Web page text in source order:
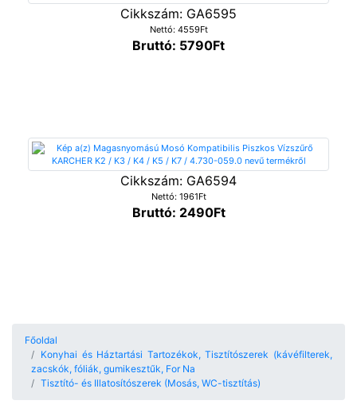
Cikkszám: GA6595
Nettó: 4559Ft
Bruttó: 5790Ft
Cikkszám: GA6594
Nettó: 1961Ft
Bruttó: 2490Ft
Főoldal
Konyhai és Háztartási Tartozékok, Tisztítószerek (kávéfilterek,
zacskók, fóliák, gumikesztűk, For Na
Tisztító- és Illatosítószerek (Mosás, WC-tisztítás)